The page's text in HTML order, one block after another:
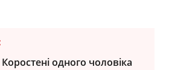
одного чоловіка